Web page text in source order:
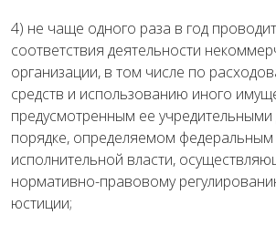
4) не чаще одного раза в год
соответствия деятельности
организации, в том числе по
средств и использованию иного
предусмотренным ее учредительными
порядке, определяемом
исполнительной власти,
нормативно-правовому
юстиции;